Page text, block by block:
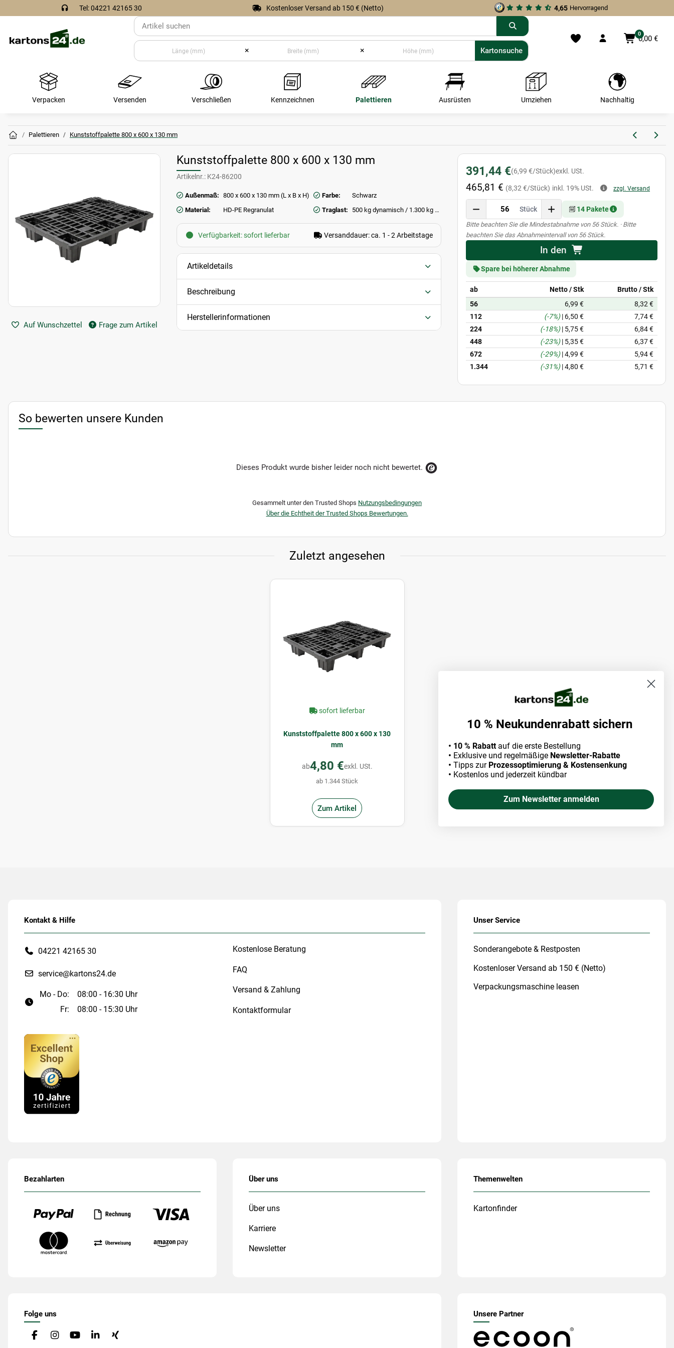
Tel: 04221 42165 30 Kostenloser Versand ab 150 € (Netto) 4,65 Hervorragend
0
0,00 €
× × Kartonsuche
Kartonsuche
Verpacken Versenden Verschließen Kennzeichnen Palettieren Ausrüsten Umziehen Nachhaltig
Palettieren Kunststoffpalette 800 x 600 x 130 mm
Auf Wunschzettel Frage zum Artikel
Kunststoffpalette 800 x 600 x 130 mm
Artikelnr.: K24-86200
Außenmaß: 800 x 600 x 130 mm (L x B x H) Farbe:
Schwarz
Material:
HD-PE Regranulat Traglast: 500 kg dynamisch / 1.300 kg statisch
Verfügbarkeit: sofort lieferbar Versanddauer: ca. 1 - 2 Arbeitstage
Artikeldetails
Beschreibung
Herstellerinformationen
391,44 €(6,99 €/Stück)exkl. USt.
465,81 € (8,32 €/Stück) inkl. 19% USt. zzgl. Versand
Stück 14 Pakete
xBitte beachten Sie die Mindestabnahme von 56 Stück. · Bitte
beachten Sie das Abnahmeintervall von 56 Stück.
In den
Spare bei höherer Abnahme
ab Netto / Stk
Brutto / Stk
56
6,99 €
8,32 €
112
(-7%)| 6,50 €
7,74 €
224
(-18%)| 5,75 €
6,84 €
448
(-23%)| 5,35 €
6,37 €
672
(-29%)|4,99 €
5,94 €
1.344
(-31%)|4,80 € 5,71 €
So bewerten unsere Kunden
Dieses Produkt wurde bisher leider noch nicht bewertet.
Gesammelt unter den Trusted Shops Nutzungsbedingungen
Über die Echtheit der Trusted Shops Bewertungen.
Zuletzt angesehen
sofort lieferbar
Kunststoffpalette 800 x 600 x 130
mm
ab4,80 €exkl. USt.
ab 1.344 Stück
Zum Artikel
Kontakt & Hilfe
04221 42165 30
service@kartons24.de
Mo - Do:
08:00 - 16:30 Uhr
Fr:
08:00 - 15:30 Uhr
Kostenlose Beratung
FAQ
Versand & Zahlung
Kontaktformular
Unser Service
Sonderangebote & Restposten
Kostenloser Versand ab 150 € (Netto)
Verpackungsmaschine leasen
Bezahlarten Über uns
Über uns
Karriere
Newsletter
Themenwelten
Kartonfinder
Folge uns Unsere Partner
10 % Neukundenrabatt sichern
• 10 % Rabatt auf die erste Bestellung
• Exklusive und regelmäßige Newsletter-Rabatte
• Tipps zur Prozessoptimierung & Kostensenkung
• Kostenlos und jederzeit kündbar
Zum Newsletter anmelden